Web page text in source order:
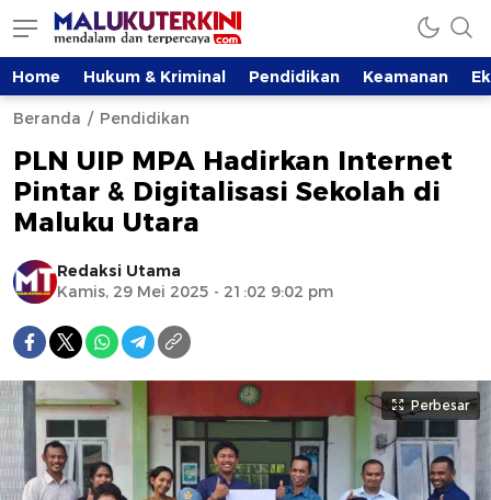
Home Hukum & Kriminal Pendidikan Keamanan
Beranda Pendidikan
PLN UIP MPA Hadirkan Internet
Pintar & Digitalisasi Sekolah di
Maluku Utara
Redaksi Utama
Kamis, 29 Mei 2025 - 21:02 9:02 pm
Perbesar